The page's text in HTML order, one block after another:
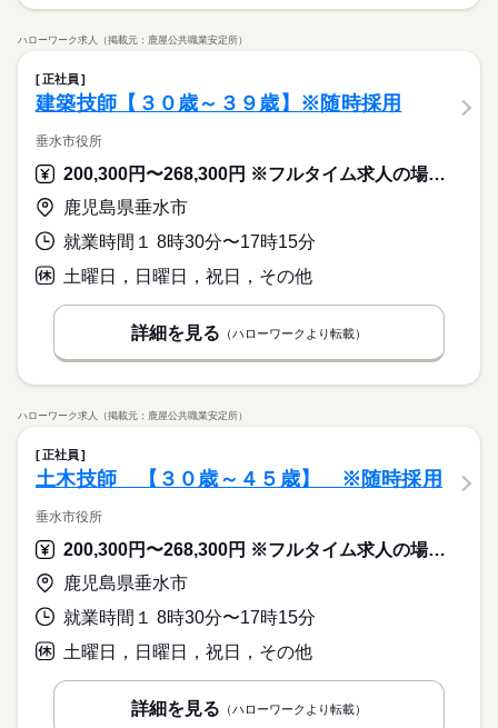
ハローワーク求人（掲載元：鹿屋公共職業安定所）
正社員
建築技師【３０歳～３９歳】※随時採用
垂水市役所
200,300円〜268,300円 ※フルタイム求人の場合は月額（換算額）、パート求人の場合は時間額を表示しています。
鹿児島県垂水市
就業時間１ 8時30分〜17時15分
土曜日，日曜日，祝日，その他
詳細を見る （ハローワークより転載）
ハローワーク求人（掲載元：鹿屋公共職業安定所）
正社員
土木技師 【３０歳～４５歳】 ※随時採用
垂水市役所
200,300円〜268,300円 ※フルタイム求人の場合は月額（換算額）、パート求人の場合は時間額を表示しています。
鹿児島県垂水市
就業時間１ 8時30分〜17時15分
土曜日，日曜日，祝日，その他
詳細を見る （ハローワークより転載）